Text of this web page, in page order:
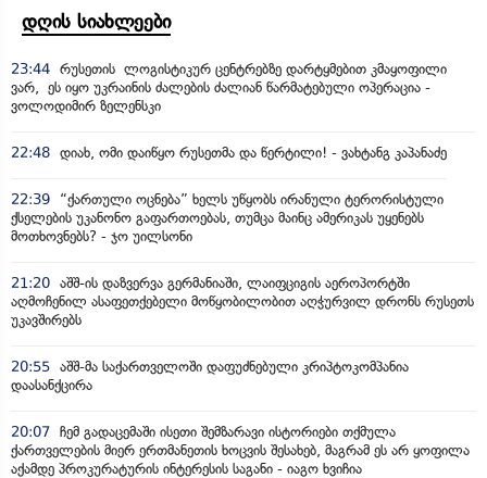
დღის სიახლეები
23:44 რუსეთის ლოგისტიკურ ცენტრებზე დარტყმებით კმაყოფილი
ვარ, ეს იყო უკრაინის ძალების ძალიან წარმატებული ოპერაცია -
ვოლოდიმირ ზელენსკი
22:48 დიახ, ომი დაიწყო რუსეთმა და წერტილი! - ვახტანგ კაპანაძე
22:39
“ქართული ოცნება” ხელს უწყობს ირანული ტერორისტული
ქსელების უკანონო გაფართოებას, თუმცა მაინც ამერიკას უყენებს
მოთხოვნებს? - ჯო უილსონი
21:20 აშშ-ის დაზვერვა გერმანიაში, ლაიფციგის აეროპორტში
აღმოჩენილ ასაფეთქებელი მოწყობილობით აღჭურვილ დრონს რუსეთს
უკავშირებს
20:55 აშშ-მა საქართველოში დაფუძნებული კრიპტოკომპანია
დაასანქცირა
20:07 ჩემ გადაცემაში ისეთი შემზარავი ისტორიები თქმულა
ქართველების მიერ ერთმანეთის ხოცვის შესახებ, მაგრამ ეს არ ყოფილა
აქამდე პროკურატურის ინტერესის საგანი - იაგო ხვიჩია